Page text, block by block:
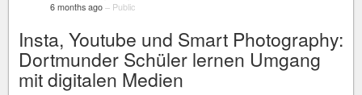
6 months ago – Public
Insta, Youtube und Smart Photography:
Dortmunder Schüler lernen Umgang
mit digitalen Medien